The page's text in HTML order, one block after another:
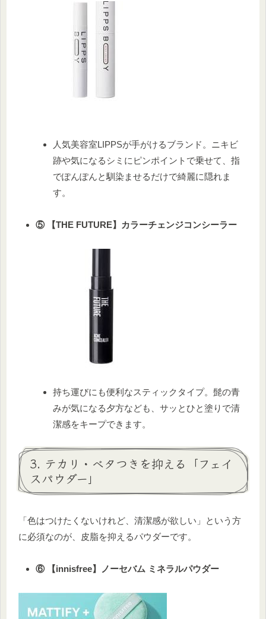
人気美容室LIPPSが手がけるブランド。ニキビ
跡や気になるシミにピンポイントで乗せて、指
でぽんぽんと馴染ませるだけで綺麗に隠れま
す。
⑤ 【THE FUTURE】カラーチェンジコンシーラー
持ち運びにも便利なスティックタイプ。髭の青
みが気になる夕方なども、サッとひと塗りで清
潔感をキープできます。
3. テカリ・ベタつきを抑える「フェイ
スパウダー」
「色はつけたくないけれど、清潔感が欲しい」という方
に必須なのが、皮脂を抑えるパウダーです。
⑥ 【innisfree】ノーセバム ミネラルパウダー